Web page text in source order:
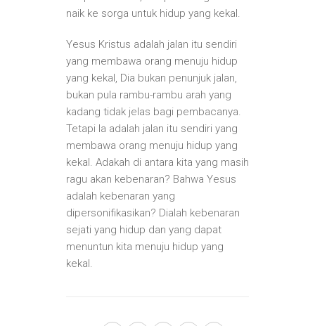
naik ke sorga untuk hidup yang kekal.
Yesus Kristus adalah jalan itu sendiri
yang membawa orang menuju hidup
yang kekal, Dia bukan penunjuk jalan,
bukan pula rambu-rambu arah yang
kadang tidak jelas bagi pembacanya.
Tetapi Ia adalah jalan itu sendiri yang
membawa orang menuju hidup yang
kekal. Adakah di antara kita yang masih
ragu akan kebenaran? Bahwa Yesus
adalah kebenaran yang
dipersonifikasikan? Dialah kebenaran
sejati yang hidup dan yang dapat
menuntun kita menuju hidup yang
kekal.